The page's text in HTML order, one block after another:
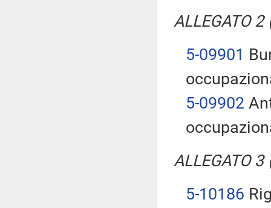
ALLEGATO
5-09901
5-09902
ALLEGATO
5-10186